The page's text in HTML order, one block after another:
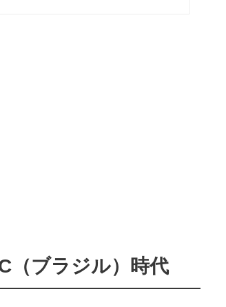
（ブラジル）時代